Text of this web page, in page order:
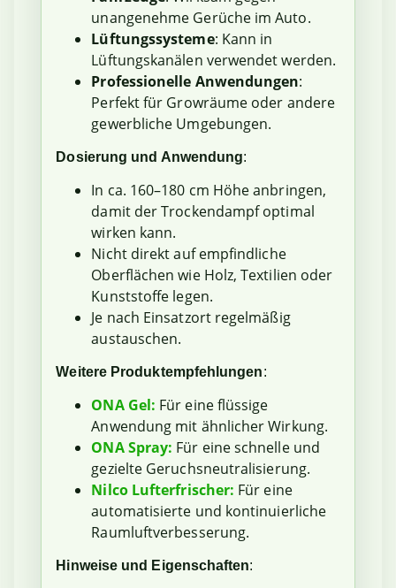
unangenehme Gerüche im Auto.
Lüftungssysteme: Kann in
Lüftungskanälen verwendet werden.
Professionelle Anwendungen:
Perfekt für Growräume oder andere
gewerbliche Umgebungen.
Dosierung und Anwendung:
In ca. 160–180 cm Höhe anbringen,
damit der Trockendampf optimal
wirken kann.
Nicht direkt auf empfindliche
Oberflächen wie Holz, Textilien oder
Kunststoffe legen.
Je nach Einsatzort regelmäßig
austauschen.
Weitere Produktempfehlungen:
ONA Gel: Für eine flüssige
Anwendung mit ähnlicher Wirkung.
ONA Spray: Für eine schnelle und
gezielte Geruchsneutralisierung.
Nilco Lufterfrischer: Für eine
automatisierte und kontinuierliche
Raumluftverbesserung.
Hinweise und Eigenschaften: